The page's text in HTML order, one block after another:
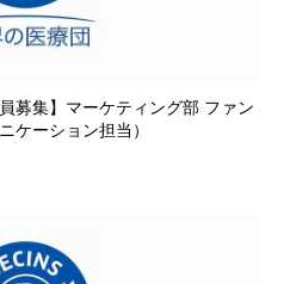
募集】マーケティング部 ファン
ケーション担当）